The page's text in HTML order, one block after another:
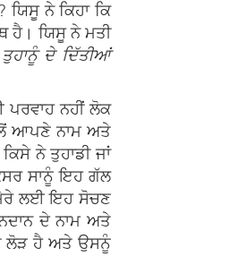
ਨੇ ਕਿਹਾ ਕਿ
ਹੈ। ਯਿਸੂ ਨੇ ਮਤੀ
ਦੇ ਦਿੱਤੀਆਂ
ਪਰਵਾਹ ਨਹੀਂ ਲੋਕ
ਆਪਣੇ ਨਾਮ ਅਤੇ
ਨੇ ਤੁਹਾਡੀ ਜਾਂ
ਸਾਨੂੰ ਇਹ ਗੱਲ
ਮੇਰੇ ਲਈ ਇਹ ਸੋਚਣ
ਦੇ ਨਾਮ ਅਤੇ
ਲੋੜ ਹੈ ਅਤੇ ਉਸਨੂੰ